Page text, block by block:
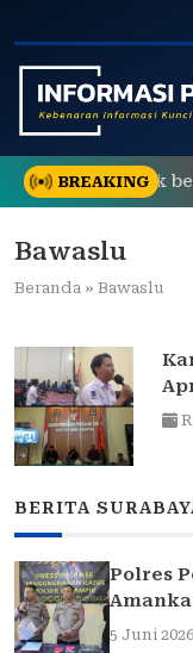
to
content
BREAKING
Polisi tidak
Bawaslu
Beranda » Bawaslu
BERITA
Polres
Traffic
5 Juni 2026